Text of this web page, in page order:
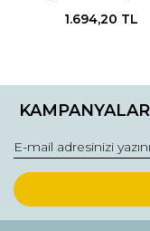
1.694,20 TL